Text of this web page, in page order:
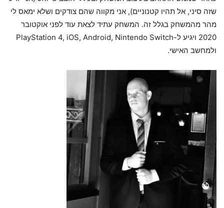
שזה סיני, אל תהיו קטנוניים), אני מקווה שהם צודקים ושלא ימאס לי
מהר מהמשחק בגלל זה. המשחק עתיד לצאת עוד לפני אוקטובר
2020 ויגיע ל-PlayStation 4, iOS, Android, Nintendo Switch
ולמחשב האישי.